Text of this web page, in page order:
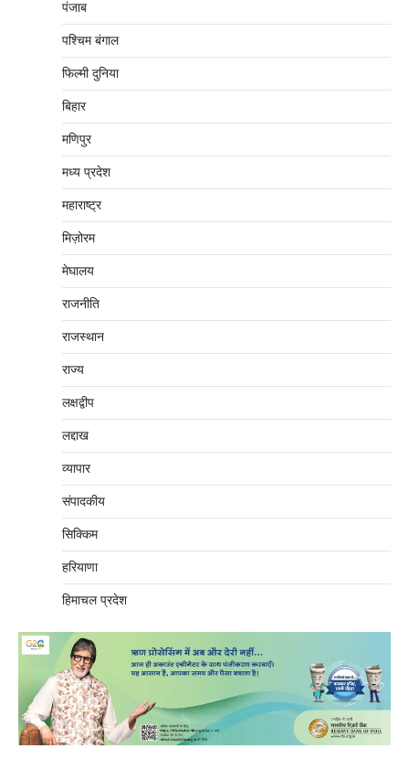
पंजाब
पश्चिम बंगाल
फिल्मी दुनिया
बिहार
मणिपुर
मध्‍य प्रदेश
महाराष्‍ट्र
मिज़ोरम
मेघालय
राजनीति
राजस्थान
राज्य
लक्षद्वीप
लद्दाख
व्यापार
संपादकीय
सिक्किम
हरियाणा
हिमाचल प्रदेश